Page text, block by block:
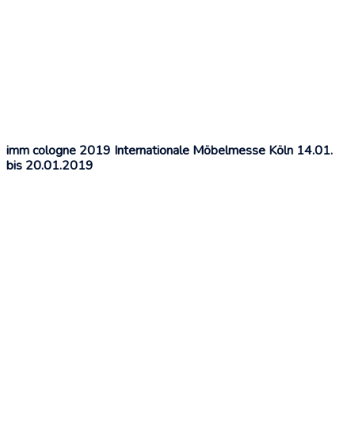
imm cologne 2019 Internationale Möbelmesse Köln 14.01.
bis 20.01.2019